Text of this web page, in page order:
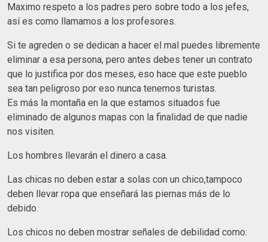
Maximo respeto a los padres pero sobre todo a los jefes,
así es como llamamos a los profesores.
Si te agreden o se dedican a hacer el mal puedes libremente
eliminar a esa persona, pero antes debes tener un contrato
que lo justifica por dos meses, eso hace que este pueblo
sea tan peligroso por eso nunca tenemos turistas.
Es más la montaña en la que estamos situados fue
eliminado de algunos mapas con la finalidad de que nadie
nos visiten.
Los hombres llevarán el dinero a casa.
Las chicas no deben estar a solas con un chico,tampoco
deben llevar ropa que enseñará las piernas más de lo
debido.
Los chicos no deben mostrar señales de debilidad como: